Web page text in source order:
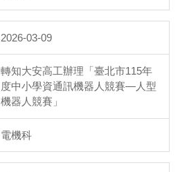
2026-03-09
轉知大安高工辦理「臺北市115年
度中小學資通訊機器人競賽—人型
機器人競賽」
電機科